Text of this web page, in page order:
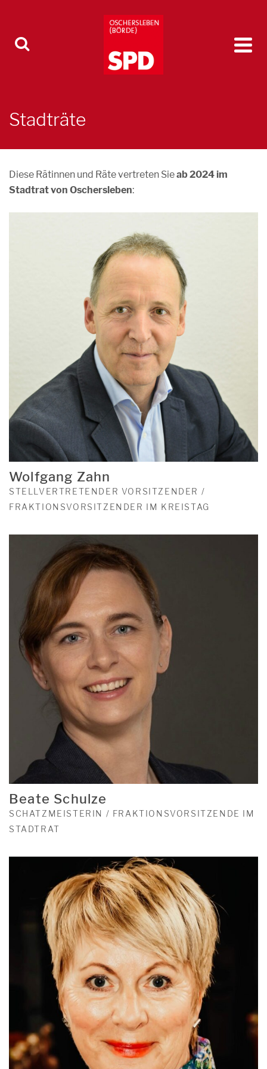
Stadträte
Diese Rätinnen und Räte vertreten Sieab 2024 im
Stadtrat von Oschersleben:
Wolfgang Zahn
STELLVERTRETENDER VORSITZENDER /
FRAKTIONSVORSITZENDER IM KREISTAG
Beate Schulze
SCHATZMEISTERIN / FRAKTIONSVORSITZENDE IM
STADTRAT